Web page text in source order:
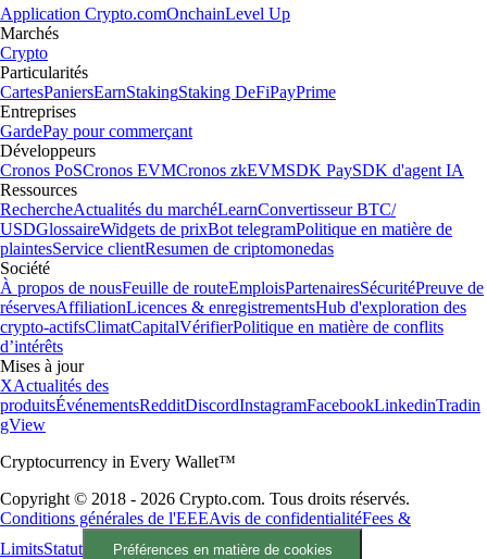
Application Crypto.comOnchainLevel Up
Marchés
Crypto
Particularités
CartesPaniersEarnStakingStaking DeFiPayPrime
Entreprises
GardePay pour commerçant
Développeurs
Cronos PoSCronos EVMCronos zkEVMSDK PaySDK d'agent IA
Ressources
RechercheActualités du marchéLearnConvertisseur BTC/
USDGlossaireWidgets de prixBot telegramPolitique en matière de
plaintesService clientResumen de criptomonedas
Société
À propos de nousFeuille de routeEmploisPartenairesSécuritéPreuve de
réservesAffiliationLicences & enregistrementsHub d'exploration des
crypto-actifsClimatCapitalVérifierPolitique en matière de conflits
d’intérêts
Mises à jour
XActualités des
produitsÉvénementsRedditDiscordInstagramFacebookLinkedinTradin
gView
Cryptocurrency in Every Wallet™
Copyright © 2018 - 2026 Crypto.com. Tous droits réservés.
Conditions générales de l'EEEAvis de confidentialitéFees &
LimitsStatut Préférences en matière de cookies